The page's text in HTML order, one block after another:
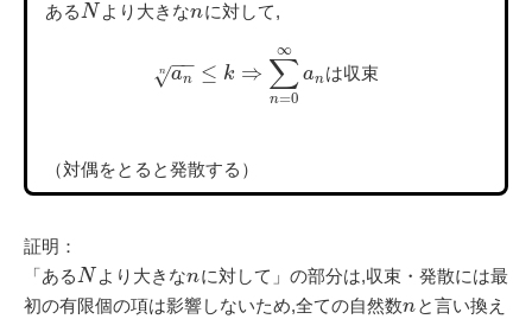
あるN より大きなnに対して,
an
−−
√
n ≤ k ⇒ ∑
n=0
∞
anは収束
（対偶をとると発散する）
証明：
「あるN より大きなnに対して」の部分は,収束・発散には最
初の有限個の項は影響しないため,全ての自然数nと言い換え